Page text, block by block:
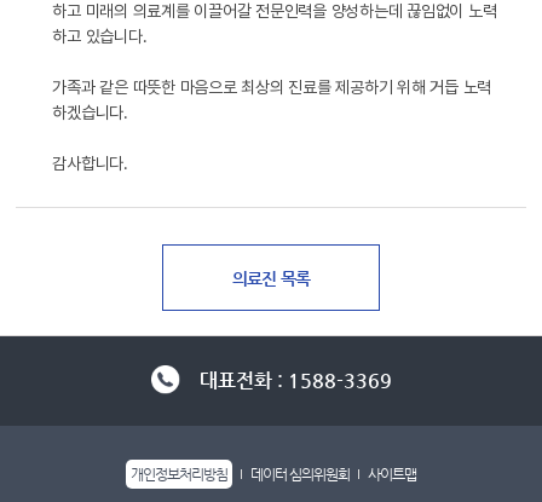
하고 미래의 의료계를 이끌어갈 전문인력을 양성하는데 끊임없이 노력
하고 있습니다.
가족과 같은 따뜻한 마음으로 최상의 진료를 제공하기 위해 거듭 노력
하겠습니다.
감사합니다.
대표전화 : 1588-3369
개인정보처리방침 데이터 심의위원회 사이트맵